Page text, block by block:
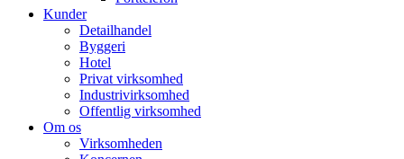
Kunder
Detailhandel
Byggeri
Hotel
Privat virksomhed
Industrivirksomhed
Offentlig virksomhed
Om os
Virksomheden